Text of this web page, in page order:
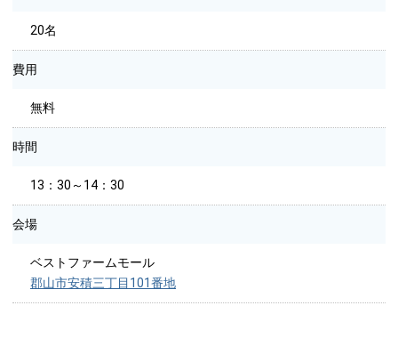
20名
費用
無料
時間
13：30～14：30
会場
ベストファームモール
郡山市安積三丁目101番地